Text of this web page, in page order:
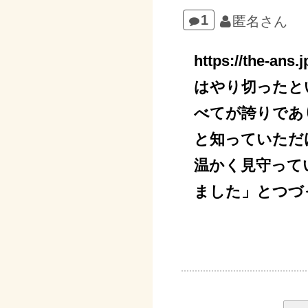
1 匿名さん
https://the-
はやり切った
べてが誇りで
と知っていた
温かく見守っ
ました」とつ